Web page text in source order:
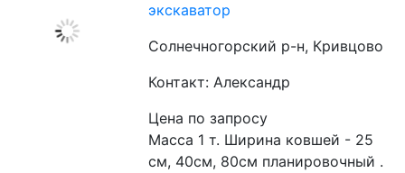
экскаватор
Солнечногорский р-н, Кривцово
Контакт: Александр
Цена по запросу
Масса 1 т. Ширина ковшей - 25
см, 40см, 80см планировочный .